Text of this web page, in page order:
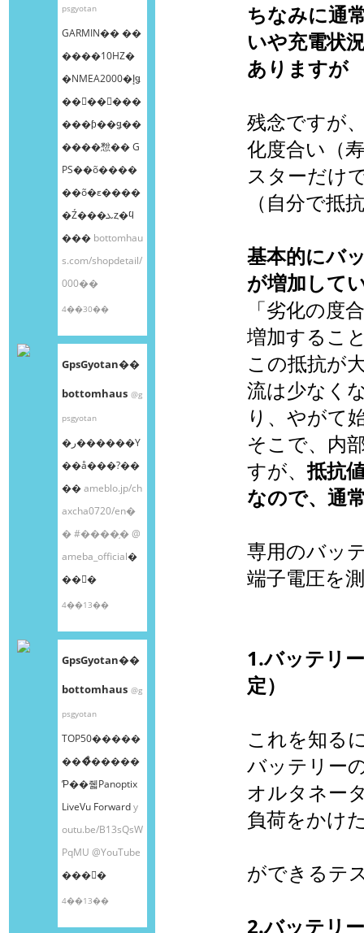
psgyotan
GARMIN�� ��
����10HZ�
�NMEA2000�إǥ
��󥰥��󥵡���
���ƥ��ǥ��
����㥹�� G
PS��õ����
��õ�ε����
�Ź���ܥȥ�ϥ
��� bottomhau
s.com/shopdetail/
000��
4��30��
GpsGyotan��
bottomhaus @g
psgyotan
�ر������Υ
��å���?��
��ameblo.jp/ch
axcha0720/en�
�#����֥�@
ameba_official�
��󤫤�
4��13��
GpsGyotan��
bottomhaus @g
psgyotan
TOP50�����
���ͤ�����
Ƥ��줿Panoptix
LiveVu Forwardy
outu.be/B13sQsW
PqMU @YouTube
���󤫤�
4��13��
ちなみに通
いや充電状
ありますが
残念ですが
化度合い（
スターだけ
（自分で抵
基本的にバ
が増加して
「劣化の度
増加するこ
この抵抗が
流は少なく
り、やがて
そこで、内
すが、抵抗
なので、通
専用のバッ
端子電圧を
1.バッテリ
定）
これを知る
バッテリー
オルタネー
負荷をかけ
ができるテ
2.バッテリ